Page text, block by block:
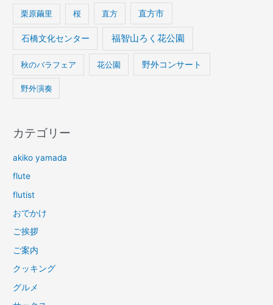
栗原繭里 桜 直方 直方市
石橋文化センター 福智山ろく花公園
秋のバラフェア 花公園 野外コンサート
野外演奏
カテゴリー
akiko yamada
flute
flutist
おでかけ
ご挨拶
ご案内
クッキング
グルメ